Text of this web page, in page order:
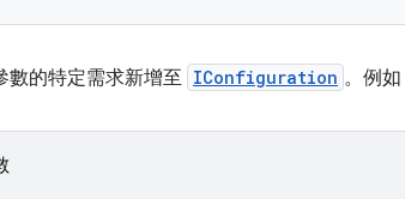
數的特定需求新增至 IConfiguration 。例